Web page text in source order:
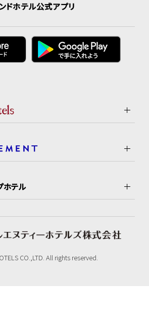
ドホテル公式アプリ
ホテル
CO.,LTD. All rights reserved.